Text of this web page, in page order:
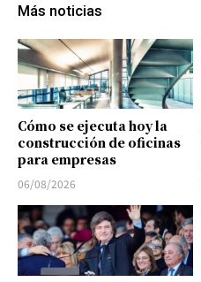
Más noticias
Cómo se ejecuta hoy la
construcción de oficinas
para empresas
06/08/2026